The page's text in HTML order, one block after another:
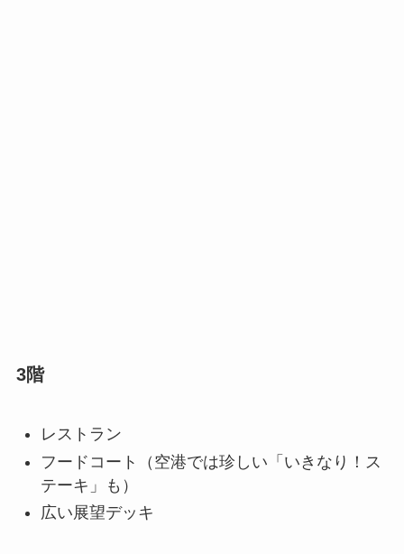
3階
レストラン
フードコート（空港では珍しい「いきなり！ス
テーキ」も）
広い展望デッキ